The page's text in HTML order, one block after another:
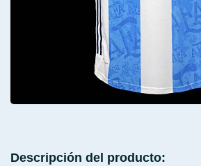
Descripción del producto: